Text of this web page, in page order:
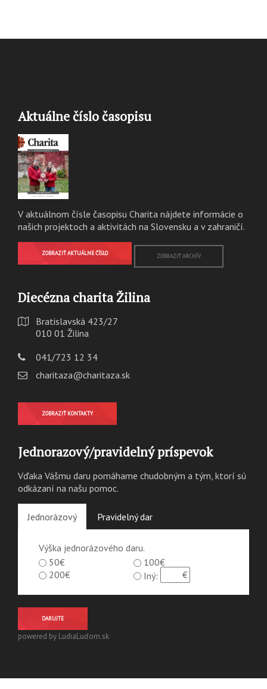
Aktuálne číslo časopisu
V aktuálnom čísle časopisu Charita nájdete informácie o
našich projektoch a aktivitách na Slovensku a v zahraničí.
ZOBRAZIŤ AKTUÁLNE ČÍSLO ZOBRAZIŤ ARCHÍV
Diecézna charita Žilina
Bratislavská 423/27
010 01 Žilina
041/723 12 34
charitaza@charitaza.sk
ZOBRAZIŤ KONTAKTY
Jednorazový/pravidelný príspevok
Vďaka Vášmu daru pomáhame chudobným a tým, ktorí sú
odkázaní na našu pomoc.
Jednorázový Pravidelný dar
Výška jednorázového daru.
50€
100€
200€
Iný:
DARUJTE
powered by LudiaLuďom.sk